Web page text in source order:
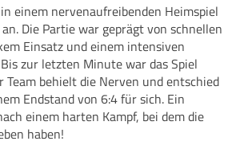
einem nervenaufreibenden Heimspiel
Die Partie war geprägt von schnellen
Einsatz und einem intensiven
zur letzten Minute war das Spiel
Team behielt die Nerven und entschied
Endstand von 6:4 für sich. Ein
einem harten Kampf, bei dem die
haben!